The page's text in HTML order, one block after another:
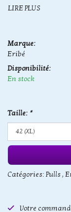
LIRE PLUS
Marque:
Eribé
Disponibilité:
En stock
Taille: *
Catégories: Pulls,
Votre